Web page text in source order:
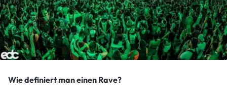
Wie definiert man einen Rave?